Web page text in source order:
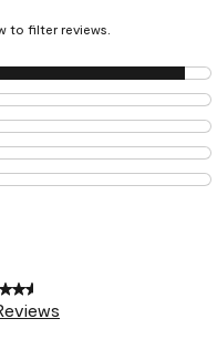
to filter reviews.